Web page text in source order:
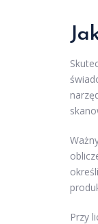
Przy